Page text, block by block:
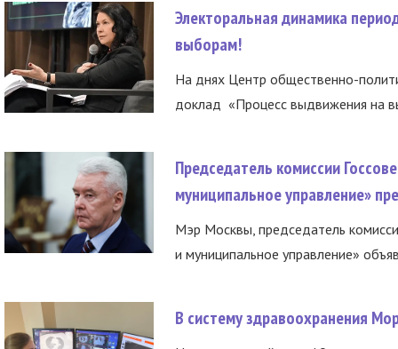
Электоральная динамика
выборам!
На днях Центр общественно-
доклад «Процесс выдвижения на
Председатель комиссии
муниципальное управление»
Мэр Москвы, председатель
и муниципальное управление»
В систему здравоохранения